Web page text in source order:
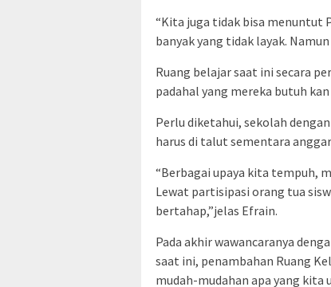
“Kita juga tidak bisa menuntut
banyak yang tidak layak.
Ruang belajar saat ini secara
padahal yang mereka butuh
Perlu diketahui, sekolah
harus di talut sementara
“Berbagai upaya kita tempuh,
Lewat partisipasi orang tua
bertahap,”jelas Efrain.
Pada akhir wawancaranya
saat ini, penambahan Ruang
mudah-mudahan apa yang kita